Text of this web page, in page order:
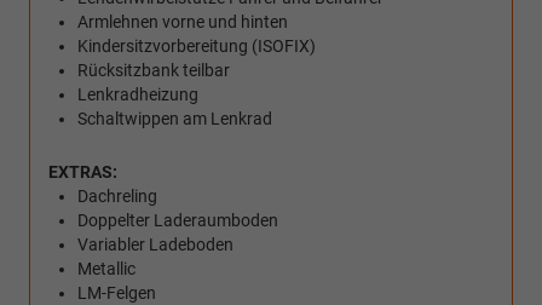
Armlehnen vorne und hinten
Kindersitzvorbereitung (ISOFIX)
Rücksitzbank teilbar
Lenkradheizung
Schaltwippen am Lenkrad
EXTRAS:
Dachreling
Doppelter Laderaumboden
Variabler Ladeboden
Metallic
LM-Felgen